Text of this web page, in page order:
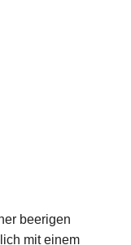
beerigen
mit einem